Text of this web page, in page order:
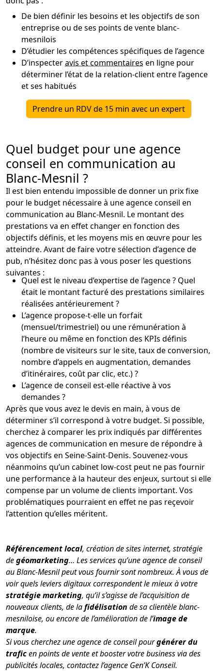
De bien définir les besoins et les objectifs de son
entreprise ou de ses points de vente blanc-
mesnilois
D’étudier les compétences spécifiques de l’agence
D’inspecteravis et commentaires en ligne pour
déterminer l’état de la relation-client entre l’agence
et ses habitués
Prendre un RDV de 15 min avec un expert
Quel budget pour une agence
conseil en communication au
Blanc-Mesnil ?
Il est bien entendu impossible de donner un prix fixe
pour le budget nécessaire à une agence conseil en
communication au Blanc-Mesnil. Le montant des
prestations va en effet changer en fonction des
objectifs définis, et les moyens mis en œuvre pour les
atteindre. Avant de faire votre sélection d’agence de
pub, n’hésitez donc pas à vous poser les questions
suivantes :
Quel est le niveau d’expertise de l’agence ? Quel
était le montant facturé des prestations similaires
réalisées antérieurement ?
L’agence propose-t-elle un forfait
(mensuel/trimestriel) ou une rémunération à
l’heure ou même en fonction des KPIs définis
(nombre de visiteurs sur le site, taux de conversion,
nombre d’appels en augmentation, demandes
d’itinéraires, coût par clic, etc.) ?
L’agence de conseil est-elle réactive à vos
demandes ?
Après que vous avez le devis en main, à vous de
déterminer s’il correspond à votre budget. Si possible,
cherchez à comparer les prix indiqués par différentes
agences de communication en mesure de répondre à
vos objectifs en Seine-Saint-Denis. Souvenez-vous
néanmoins qu’un cabinet low-cost peut ne pas fournir
une performance à la hauteur des enjeux, surtout si elle
compense par un volume de clients important. Vos
problématiques pourraient en effet ne pas reçevoir
l’attention qu’elles méritent.
Référencement local, création de sites internet, stratégie
degéomarketing… Les services qu’une agence de conseil
au Blanc-Mesnil peut vous fournir sont nombreux. À vous de
voir quels leviers digitaux correspondent le mieux à votre
stratégie marketing, qu’il s’agisse de l’acquisition de
nouveaux clients, de lafidélisation de sa clientèle blanc-
mesniloise, ou encore de l’amélioration de l’image de
marque.
Si vous cherchez une agence de conseil pourgénérer du
traficen points de vente et booster votre business via des
publicités locales, contactez l’agence Gen’K Conseil.